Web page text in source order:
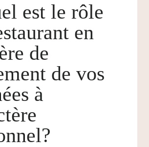
est le rôle
en
de
de vos
à